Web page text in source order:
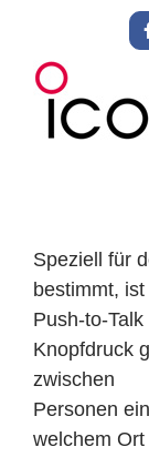
springen
Speziell für
bestimmt,
Push-to-
Knopfdruck
zwischen
Personen
welchem